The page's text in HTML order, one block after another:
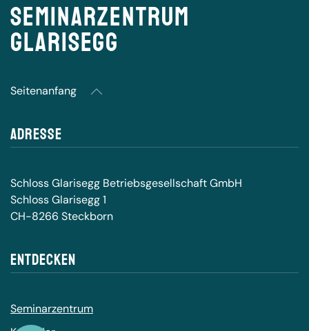
Seminarzentrum
Glarisegg
Seitenanfang
Adresse
Schloss Glarisegg Betriebsgesellschaft GmbH
Schloss Glarisegg 1
CH-8266 Steckborn
Entdecken
Seminarzentrum